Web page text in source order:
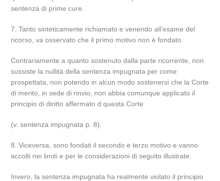
sentenza di prime cure.
7. Tanto sinteticamente richiamato e venendo all’esame del
ricorso, va osservato che il primo motivo non è fondato.
Contrariamente a quanto sostenuto dalla parte ricorrente, non
sussiste la nullità della sentenza impugnata per come
prospettata, non potendo in alcun modo sostenersi che la Corte
di merito, in sede di rinvio, non abbia comunque applicato il
principio di diritto affermato d questa Corte
(v. sentenza impugnata p. 8).
8. Viceversa, sono fondati il secondo e terzo motivo e vanno
accolti nei limiti e per le considerazioni di seguito illustrate.
Invero, la sentenza impugnata ha realmente violato il principio